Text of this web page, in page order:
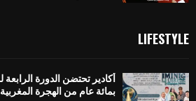
LIFESTYLE
بمائة عام من الهجرة المغربية